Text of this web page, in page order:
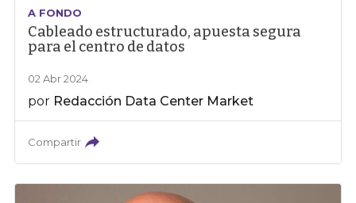
A FONDO
Cableado estructurado, apuesta segura
para el centro de datos
02 Abr 2024
por Redacción Data Center Market
Compartir